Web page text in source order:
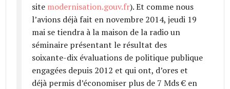
site modernisation.gouv.fr). Et comme nous
l’avions déjà fait en novembre 2014, jeudi 19
mai se tiendra à la maison de la radio un
séminaire présentant le résultat des
soixante-dix évaluations de politique publique
engagées depuis 2012 et qui ont, d’ores et
déjà permis d’économiser plus de 7 Mds € en